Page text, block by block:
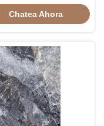
Polars Hadow resistente
Chatea Ahora